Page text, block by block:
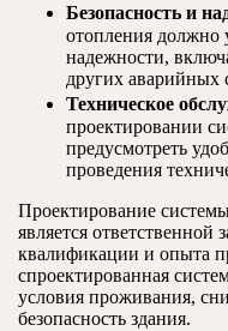
Безопасность и
отопления должно
надежности,
других аварийных
Техническое
проектировании
предусмотреть
проведения
Проектирование
является ответственной
квалификации и опыта
спроектированная
условия проживания,
безопасность здания.